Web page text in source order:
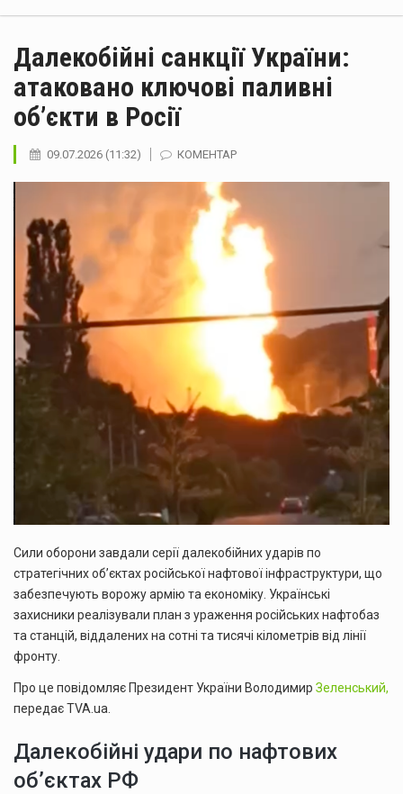
Далекобійні санкції України:
атаковано ключові паливні
об’єкти в Росії
09.07.2026 (11:32) КОМЕНТАР
Сили оборони завдали серії далекобійних ударів по
стратегічних об’єктах російської нафтової інфраструктури, що
забезпечують ворожу армію та економіку. Українські
захисники реалізували план з ураження російських нафтобаз
та станцій, віддалених на сотні та тисячі кілометрів від лінії
фронту.
Про це повідомляє Президент України Володимир Зеленський,
передає TVA.ua.
Далекобійні удари по нафтових
об’єктах РФ